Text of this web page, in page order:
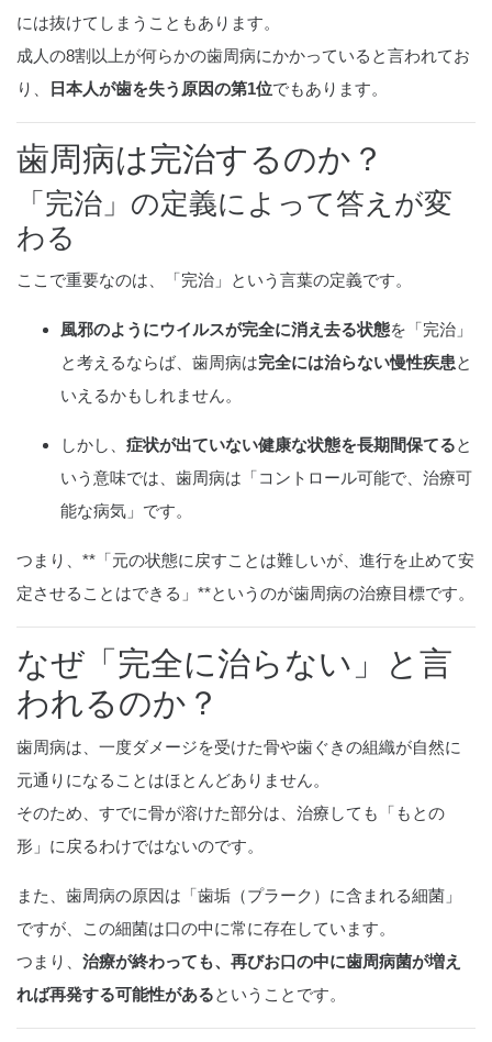
には抜けてしまうこともあります。
成人の8割以上が何らかの歯周病にかかっていると言われてお
り、
日本人が歯を失う原因の第1位でもあります。
歯周病は完治するのか？
「完治」の定義によって答えが変
わる
ここで重要なのは、「完治」という言葉の定義です。
風邪のようにウイルスが完全に消え去る状態を「完治」
と考えるならば、歯周病は完全には治らない慢性疾患と
いえるかもしれません。
しかし、 症状が出ていない健康な状態を長期間保てると
いう意味では、歯周病は「コントロール可能で、治療可
能な病気」です。
つまり、**「元の状態に戻すことは難しいが、進行を止めて安
定させることはできる」**というのが歯周病の治療目標です。
なぜ「完全に治らない」と言
われるのか？
歯周病は、一度ダメージを受けた骨や歯ぐきの組織が自然に
元通りになることはほとんどありません。
そのため、すでに骨が溶けた部分は、治療しても「もとの
形」に戻るわけではないのです。
また、歯周病の原因は「歯垢（プラーク）に含まれる細菌」
ですが、この細菌は口の中に常に存在しています。
つまり、 治療が終わっても、再びお口の中に歯周病菌が増え
れば再発する可能性があるということです。